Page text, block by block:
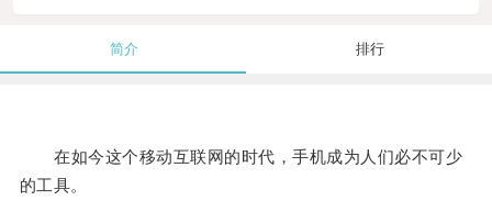
简介 排行
在如今这个移动互联网的时代，手机成为人们必不可少
的工具。